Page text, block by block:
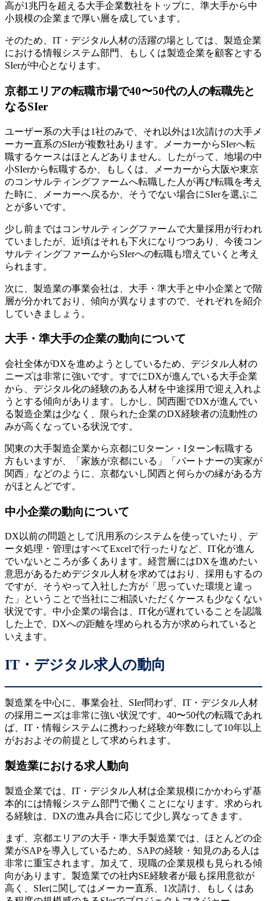
高が1兆円を超える大手企業数社をトップに、準大手から中
小規模の企業まで厚い層を成しています。
そのため、IT・デジタル人材の活躍の場としては、製造企業
における情報システム部門、もしくは製造企業を顧客とする
SIerが中心となります。
京都エリアの転職市場で40〜50代の人の転職先と
なるSIer
ユーザー系の大手は1社のみで、それ以外は1次請けの大手メ
ーカー直系のSIerが複数社あります。メーカーからSIerへ転
職するケースはほとんどありません。したがって、地場の中
小SIerから転職するか、もしくは、メーカーから大阪や東京
のコンサルティングファームへ転職した人が再び転職を考え
た時に、メーカーへ戻るか、そうでない場合にSIerを選ぶこ
とが多いです。
少し前まではコンサルティングファームで大量採用が行われ
ていましたが、近頃はそれも下火になりつつあり、今後コン
サルティングファームからSIerへの転職も増えていくと考え
られます。
次に、製造業の事業会社は、大手・準大手と中小企業とで階
層が分かれており、傾向が異なりますので、それぞれを紹介
していきましょう。
大手・準大手の企業の動向について
会社全体がDXを進めようとしているため、デジタル人材の
ニーズは非常に強いです。すでにDXが進んでいる大手企業
から、デジタル化の経験のある人材を中途採用で迎え入れよ
うとする傾向があります。しかし、関西圏でDXが進んでい
る製造企業は少なく、限られた企業のDX経験者の流動性の
みが高くなっている状況です。
関東の大手製造企業から京都にUターン・Iターン転職する
方もいますが、「家族が京都にいる」「パートナーの実家が
関西」などのように、京都ないし関西と何らかの縁がある方
がほとんどです。
中小企業の動向について
DX以前の問題として汎用系のシステムを使っていたり、デ
ータ処理・管理はすべてExcelで行ったりなど、IT化が進ん
でいないところが多くあります。経営層にはDXを進めたい
意思があるためデジタル人材を求めてはおり、採用もするの
ですが、そうやって入社した方が「思っていた環境と違っ
た」ということで当社にご相談いただくケースも少なくない
状況です。中小企業の場合は、IT化が遅れていることを認識
した上で、DXへの距離を埋められる方が求められていると
いえます。
IT・デジタル求人の動向
製造業を中心に、事業会社、SIer問わず、IT・デジタル人材
の採用ニーズは非常に強い状況です。40〜50代の転職であれ
ば、IT・情報システムに携わった経験が年数にして10年以上
がおおよその前提として求められます。
製造業における求人動向
製造企業では、IT・デジタル人材は企業規模にかかわらず基
本的には情報システム部門で働くことになります。求められ
る経験は、DXの進み具合に応じて少し異なってきます。
まず、京都エリアの大手・準大手製造業では、ほとんどの企
業がSAPを導入しているため、SAPの経験・知見のある人は
非常に重宝されます。加えて、現職の企業規模も見られる傾
向があります。製造業での社内SE経験者が最も採用意欲が
高く、SIerに関してはメーカー直系、1次請け、もしくはあ